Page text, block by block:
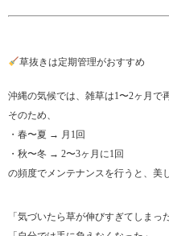
草抜きは定期管理がおすすめ
沖縄の気候では、雑草は1〜2ヶ月で
そのため、
・春〜夏 → 月1回
・秋〜冬 → 2〜3ヶ月に1回
の頻度でメンテナンスを行うと、美
「気づいたら草が伸びすぎてしまった